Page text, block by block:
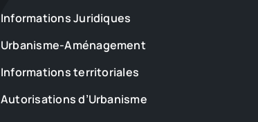
Informations Juridiques
Urbanisme-Aménagement
Informations territoriales
Autorisations d’Urbanisme